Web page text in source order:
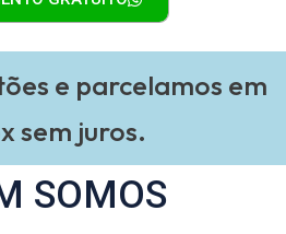
e parcelamos em
sem juros.
SOMOS